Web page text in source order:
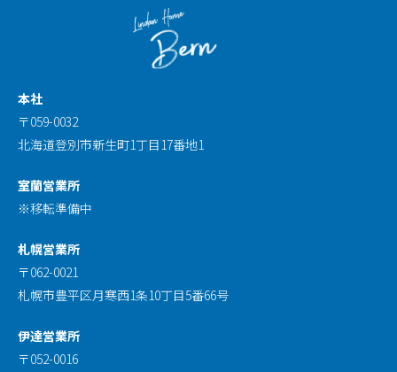
本社
〒059-0032
北海道登別市新生町1丁目17番地1
室蘭営業所
※移転準備中
札幌営業所
〒062-0021
札幌市豊平区月寒西1条10丁目5番66号
伊達営業所
〒052-0016